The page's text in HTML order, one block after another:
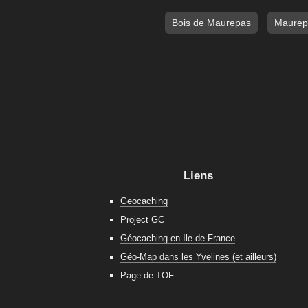
Bois de Maurepas
Liens
Geocaching
Project GC
Géocaching en Ile de France
Géo-Map dans les Yvelines (et ailleurs)
Page de TOF